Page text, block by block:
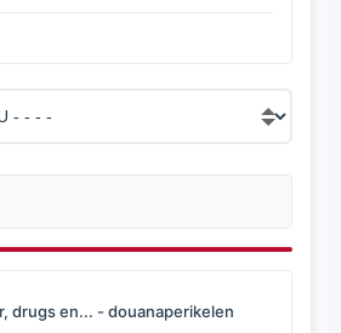
drugs en... - douanaperikelen